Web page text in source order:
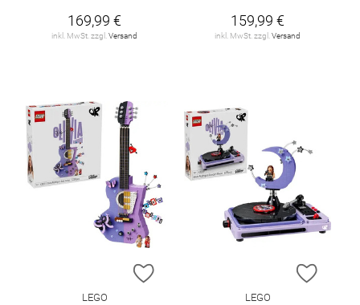
169,99 €
inkl. MwSt. zzgl.Versand
159,99 €
inkl. MwSt. zzgl.Versand
ZUR WUNSCHLISTE HINZUFÜGEN
LEGO
ZUR
LEGO